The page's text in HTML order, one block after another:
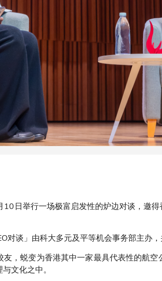
日举行一场极富启发性的炉边对谈，邀
对谈」由科大多元及平等机会事务部主办，
，蜕变为香港其中一家最具代表性的航
文化之中。